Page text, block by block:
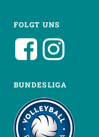
FOLGT UNS
BUNDESLIGA